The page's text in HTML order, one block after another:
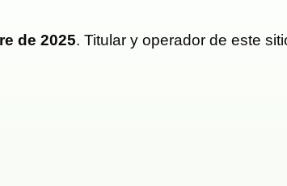
de 2025. Titular y operador de este